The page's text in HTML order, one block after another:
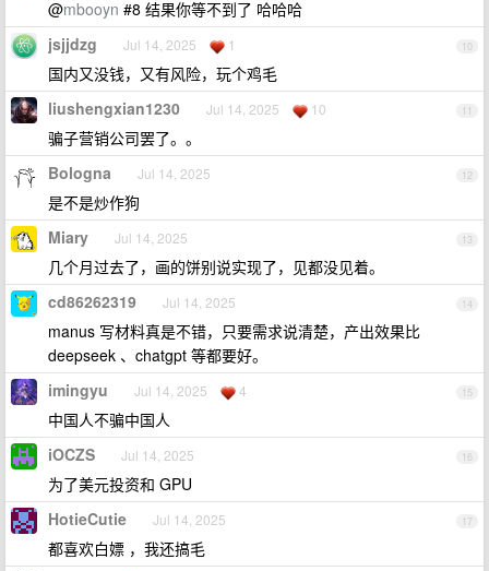
@mbooyn #8 结果你等不到了 哈哈哈
10
jsjjdzg Jul 14, 2025 1
国内又没钱，又有风险，玩个鸡毛
11
liushengxian1230 Jul 14, 2025 10
骗子营销公司罢了。。
12
Bologna Jul 14, 2025
是不是炒作狗
13
Miary Jul 14, 2025
几个月过去了，画的饼别说实现了，见都没见着。
14
cd86262319 Jul 14, 2025
manus 写材料真是不错，只要需求说清楚，产出效果比
deepseek 、chatgpt 等都要好。
15
imingyu Jul 14, 2025 4
中国人不骗中国人
16
iOCZS Jul 14, 2025
为了美元投资和 GPU
17
HotieCutie Jul 14, 2025
都喜欢白嫖 ，我还搞毛